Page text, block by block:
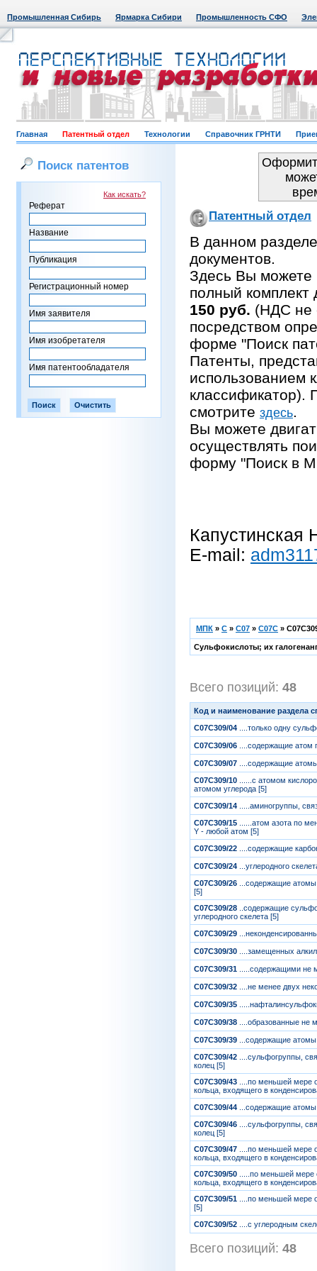
Промышленная Сибирь Ярмарка Сибири Промышленность СФО
Главная Патентный отдел Технологии Справочник ГРНТИ
Поиск патентов
Как искать?
Реферат
Название
Публикация
Регистрационный номер
Имя заявителя
Имя изобретателя
Имя патентообладателя
Патентный отдел
В данном
документов.
Здесь Вы можете
полный комплект
150 руб. (НДС не
посредством
форме "Поиск
Патенты,
использованием
классификатор).
смотрите здесь.
Вы можете
осуществлять
форму "Поиск в
Капустинская
E-mail:
МПК » C » C07 » C07C »
Сульфокислоты; их
Всего позиций: 48
Код и наименование раздела
C07C309/04
....только одну
C07C309/06 ....содержащие атом
C07C309/07
....содержащие
C07C309/10
......с атомом
атомом углерода [5]
C07C309/14
.....аминогруппы,
C07C309/15
......атом азота по
Y - любой атом [5]
C07C309/22
....содержащие
C07C309/24
...углеродного
C07C309/26
...содержащие
[5]
C07C309/28
..содержащие
углеродного скелета [5]
C07C309/29
C07C309/30 ....замещенных
C07C309/31 .....содержащими не
C07C309/32 ....не менее двух
C07C309/35
C07C309/38 ....образованные не
C07C309/39
...содержащие
C07C309/42
....сульфогруппы,
колец [5]
C07C309/43
....по меньшей мере
кольца, входящего в
C07C309/44
...содержащие
C07C309/46
....сульфогруппы,
колец [5]
C07C309/47
....по меньшей мере
кольца, входящего в
C07C309/50
.....по меньшей мере
кольца, входящего в
C07C309/51
....по меньшей мере
[5]
C07C309/52
....с углеродным
Всего позиций: 48